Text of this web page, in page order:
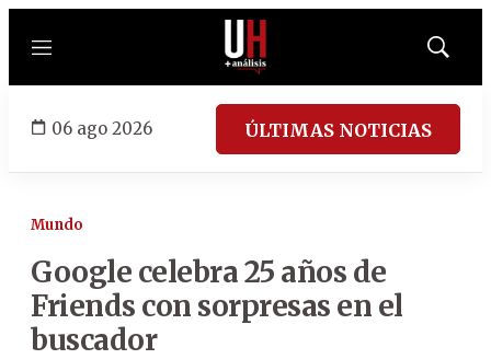
Menú
Mostrar
06 ago 2026 ÚLTIMAS NOTICIAS
Mundo
Google celebra 25 años de
Friends con sorpresas en el
buscador